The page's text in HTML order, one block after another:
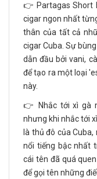
👉 Partagas Short
cigar ngon nhất
thân của tất cả
cigar Cuba. Sự
dẫn đầu bởi vani,
để tạo ra một loại
này.
👉 Nhắc tới xì gà
nhưng khi nhắc tới
là thủ đô của
nổi tiếng bậc nhất
cái tên đã quá
để gọi tên những